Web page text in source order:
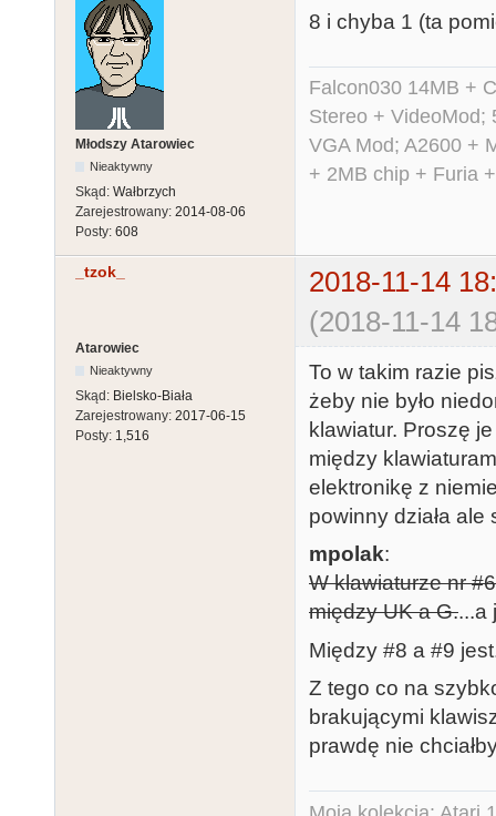
Młodszy Atarowiec
Nieaktywny
Skąd: Wałbrzych
Zarejestrowany: 2014-08-06
Posty: 608
8 i chyba 1 (ta
Falcon030 14MB +
Stereo + VideoMod;
VGA Mod; A2600 +
+ 2MB chip + Furia
_tzok_
2018-11-14
(2018-11-14
Atarowiec
Nieaktywny
Skąd: Bielsko-Biała
Zarejestrowany: 2017-06-15
Posty: 1,516
To w takim razie
żeby nie było
klawiatur. Proszę
między
elektronikę z
powinny działa
mpolak:
W klawiaturze nr
między UK a G....a
Między #8 a #9
Z tego co na
brakującymi
prawdę nie